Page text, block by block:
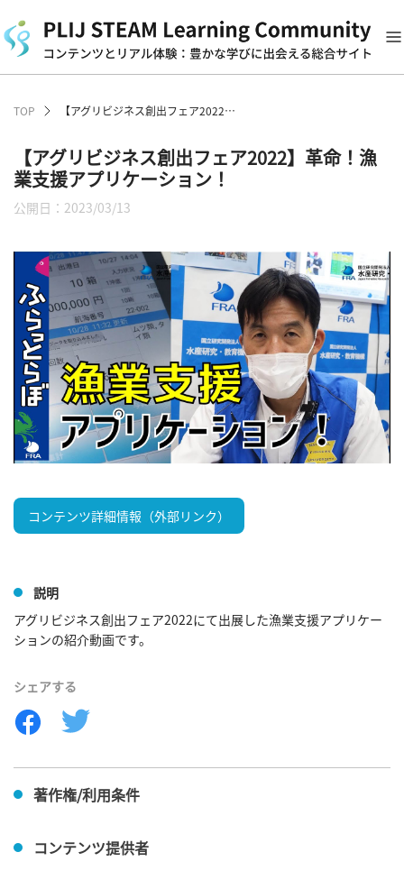
TOP 【アグリビジネス創出フェア2022】革命！漁業支援アプリケーション！
【アグリビジネス創出フェア2022】革命！漁
業支援アプリケーション！
公開日：2023/03/13
コンテンツ詳細情報（外部リンク）
説明
アグリビジネス創出フェア2022にて出展した漁業支援アプリケー
ションの紹介動画です。
シェアする
著作権/利用条件
コンテンツ提供者